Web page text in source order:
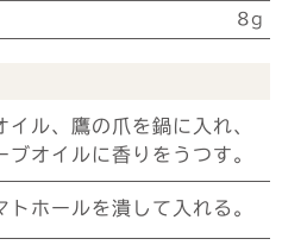
8g
イル、鷹の爪を鍋に入れ、
オイルに香りをうつす。
ホールを潰して入れる。